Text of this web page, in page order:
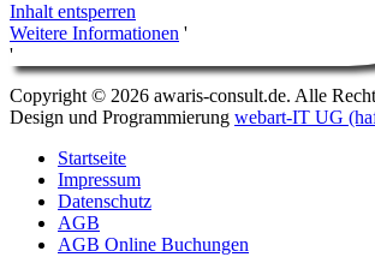
Inhalt entsperren
Weitere Informationen '
'
Copyright © 2026 awaris-consult.de. Alle
Design und Programmierung webart-IT UG
Startseite
Impressum
Datenschutz
AGB
AGB Online Buchungen